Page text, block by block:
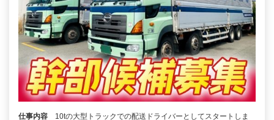
仕事内容
10tの大型トラックでの配送ドライバーとしてスタートしま